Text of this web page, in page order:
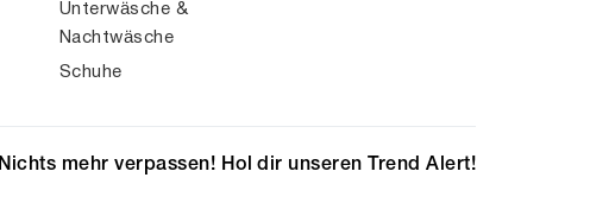
Unterwäsche &
Nachtwäsche
Schuhe
Nichts mehr verpassen! Hol dir unseren Trend Alert!